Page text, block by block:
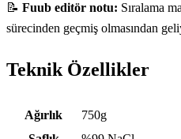
📝 Fuub editör notu: Sıralama
sürecinden geçmiş olmasından
Teknik Özellikler
Teknik özellikler
Ağırlık
750g